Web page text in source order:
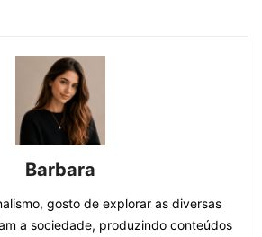
Barbara
gosto de explorar as diversas
a sociedade, produzindo conteúdos